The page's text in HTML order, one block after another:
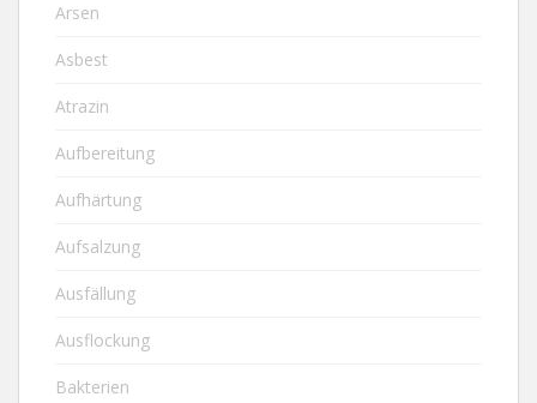
Arsen
Asbest
Atrazin
Aufbereitung
Aufhärtung
Aufsalzung
Ausfällung
Ausflockung
Bakterien